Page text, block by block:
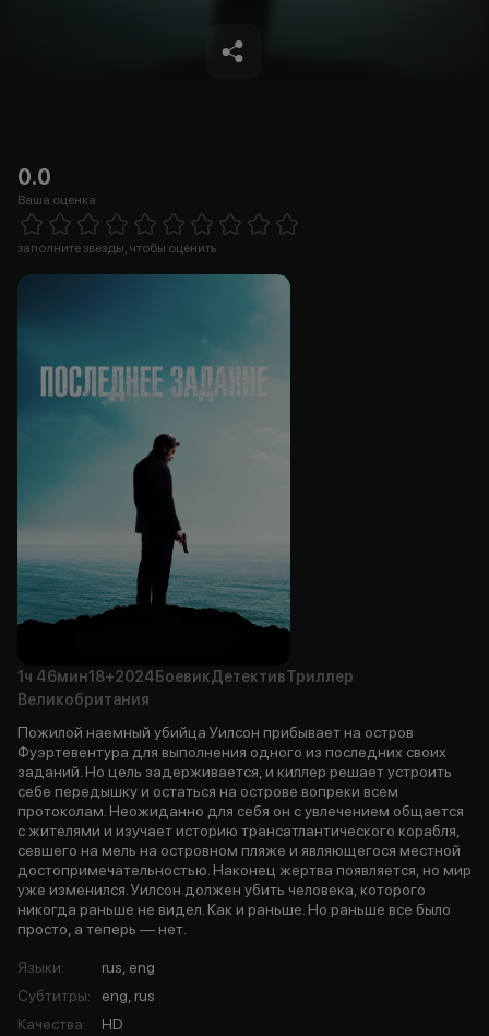
0.0
Ваша оценка
5 Stars
заполните звезды, чтобы оценить
1ч 46мин18+2024 БоевикДетективТриллер
Великобритания
Пожилой наемный убийца Уилсон прибывает на остров
Фуэртевентура для выполнения одного из последних своих
заданий. Но цель задерживается, и киллер решает устроить
себе передышку и остаться на острове вопреки всем
протоколам. Неожиданно для себя он с увлечением общается
с жителями и изучает историю трансатлантического корабля,
севшего на мель на островном пляже и являющегося местной
достопримечательностью. Наконец жертва появляется, но мир
уже изменился. Уилсон должен убить человека, которого
никогда раньше не видел. Как и раньше. Но раньше все было
просто, а теперь — нет.
Языки:
rus, eng
Субтитры:
eng, rus
Качества: HD